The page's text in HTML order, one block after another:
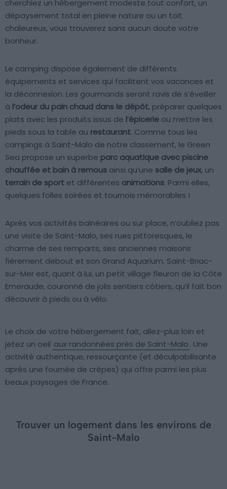
cherchiez un hébergement modeste tout confort, un
dépaysement total en pleine nature ou un toit
chaleureux, vous trouverez sans aucun doute votre
bonheur.
Le camping dispose également de différents
équipements et services qui facilitent vos vacances et
la déconnexion. Les gourmands seront ravis de s’éveiller
à l’odeur du pain chaud dans le dépôt, préparer quelques
plats avec les produits issus de l’épicerie ou mettre les
pieds sous la table au restaurant. Comme tous les
campings à Saint-Malo de notre classement, le Green
Sea propose un superbe parc aquatique avec piscine
chauffée et bain à remous ainsi qu’une salle de jeux, un
terrain de sport et différentes animations. Parmi elles,
quelques folles soirées et tournois mémorables !
Après vos activités balnéaires ou sur place, n’oubliez pas
une visite de Saint-Malo, ses rues pittoresques, le
charme de ses remparts, ses anciennes maisons
fièrement debout et son Grand Aquarium. Saint-Briac-
sur-Mer est, quant à lui, un petit village fleuron de la Côte
Emeraude, couronné de jolis sentiers côtiers, qu’il fait bon
découvrir à pieds ou à vélo.
Le choix de votre hébergement fait, allez-plus loin et
jetez un oeil aux randonnées près de Saint-Malo. Une
activité authentique, ressourçante (et déculpabilisante
après une fournée de crêpes) qui offre parmi les plus
beaux paysages de France.
Trouver un logement dans les environs de
Saint-Malo